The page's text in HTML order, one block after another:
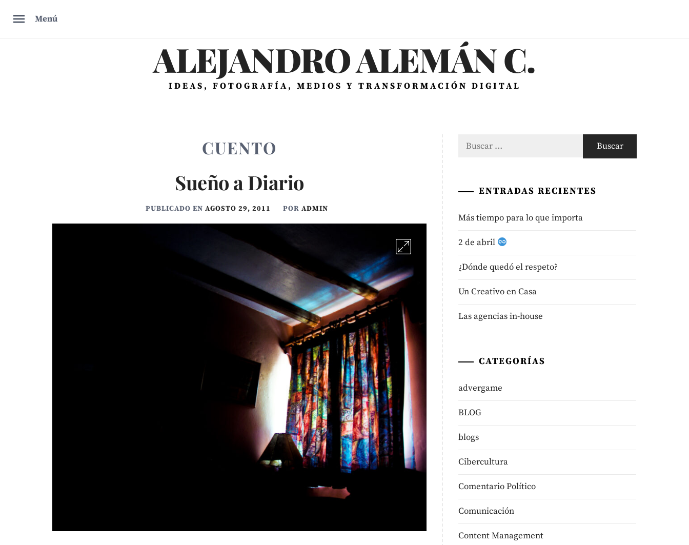
Menú
ALEJANDRO ALEMÁN C.
IDEAS, FOTOGRAFÍA, MEDIOS Y TRANSFORMACIÓN DIGITAL
CUENTO
Sueño a Diario
PUBLICADO EN AGOSTO 29, 2011 POR ADMIN
Buscar:
ENTRADAS RECIENTES
Más tiempo para lo que importa
2 de abril
¿Dónde quedó el respeto?
Un Creativo en Casa
Las agencias in-house
CATEGORÍAS
advergame
BLOG
blogs
Cibercultura
Comentario Político
Comunicación
Content Management